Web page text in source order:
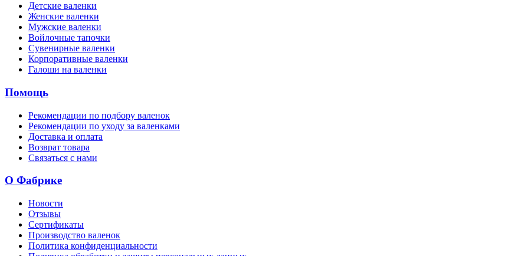
Детские валенки
Женские валенки
Мужские валенки
Войлочные тапочки
Сувенирные валенки
Корпоративные валенки
Галоши на валенки
Помощь
Рекомендации по подбору валенок
Рекомендации по уходу за валенками
Доставка и оплата
Возврат товара
Связаться с нами
О Фабрике
Новости
Отзывы
Сертификаты
Производство валенок
Политика конфиденциальности